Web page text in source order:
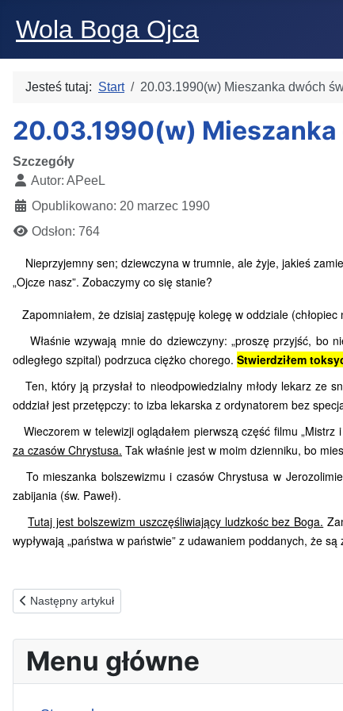
Wola Boga Ojca
Jesteś tutaj: Start 20.03.1990(w) Mieszanka dwóch
20.03.1990(w)
Szczegóły
Autor: APeeL
Opublikowano: 20 marzec 1990
Odsłon: 764
Nieprzyjemny sen; dziewczyna w trumnie, ale żyje, jakieś
„Ojcze nasz”. Zobaczymy co się stanie?
Zapomniałem, że dzisiaj zastępuję kolegę w oddziale
Właśnie wzywają mnie do dziewczyny: „proszę przyjść, bo
odległego szpital) podrzuca ciężko chorego. Stwierdziłem
Ten, który ją przysłał to nieodpowiedzialny młody lekarz ze
oddział jest przetępczy: to izba lekarska z ordynatorem bez
Wieczorem w telewizji oglądałem pierwszą część filmu „Mistrz i
za czasów Chrystusa. Tak właśnie jest w moim dzienniku, bo
To mieszanka bolszewizmu i czasów Chrystusa w
zabijania (św. Paweł).
Tutaj jest bolszewizm uszczęśliwiający ludzkośc bez Boga.
wypływają „państwa w państwie” z udawaniem poddanych, że są
Poprzednia strona: 21.03.1990(ś) Jezus w sercu...
Następny artykuł
Menu główne